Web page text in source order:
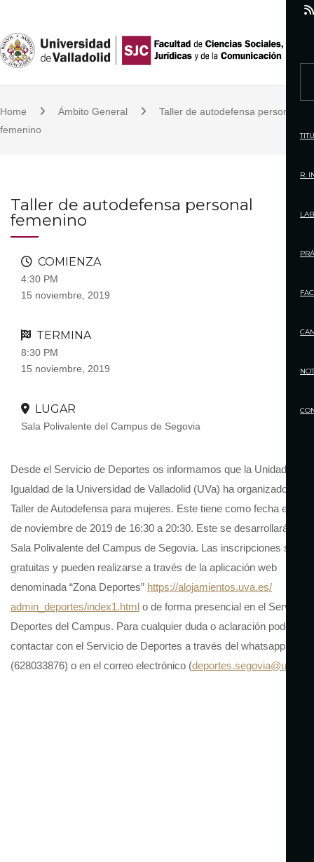
i
t
o
c
Home Ámbito General
Taller de autodefensa personal
femenino
Taller de autodefensa personal
femenino
COMIENZA
4:30 PM
15 noviembre, 2019
TERMINA
8:30 PM
15 noviembre, 2019
LUGAR
Sala Polivalente del Campus de Segovia
Desde el Servicio de Deportes os informamos que la Unidad de
Igualdad de la Universidad de Valladolid (UVa) ha organizado un
Taller de Autodefensa para mujeres. Este tiene como fecha el día
de noviembre de 2019 de 16:30 a 20:30. Este se desarrollará en la
Sala Polivalente del Campus de Segovia. Las inscripciones son
gratuitas y pueden realizarse a través de la aplicación web
denominada “Zona Deportes” https://alojamientos.uva.es/
admin_deportes/index1.html o de forma presencial en el Servicio
Deportes del Campus. Para cualquier duda o aclaración podéis
contactar con el Servicio de Deportes a través del whatsapp
(628033876) o en el correo electrónico (deportes.segovia@uva.es
r
h
o
:
R.